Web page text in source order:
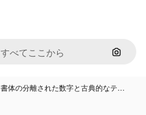
画像で
体の分離された数字と古典的なテ…